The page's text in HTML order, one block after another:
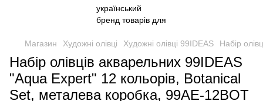
Магазин Художні олівці Художні олівці 99IDEAS Набір
Набір олівців акварельних 99IDEAS
"Aqua Expert" 12 кольорів, Botanical
Set, металева коробка, 99AE-12BOT